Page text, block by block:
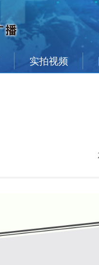
实拍视频